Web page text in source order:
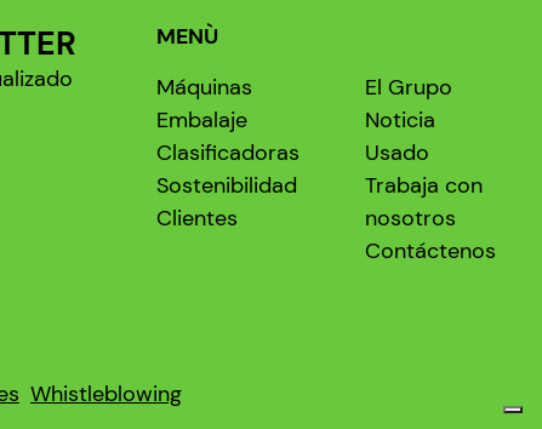
MENÙ
Máquinas
Embalaje
Clasificadoras
Sostenibilidad
Clientes
El Grupo
Noticia
Usado
Trabaja con
nosotros
Contáctenos
Whistleblowing